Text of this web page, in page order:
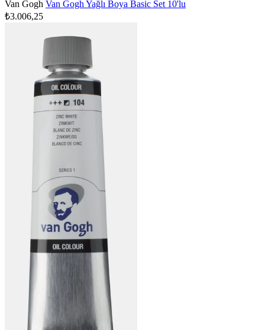
Van Gogh Van Gogh Yağlı Boya Basic Set 10'lu
₺3.006,25